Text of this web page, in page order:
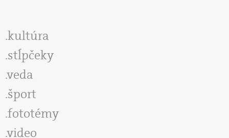
kultúra
stĺpčeky
veda
šport
fototémy
video